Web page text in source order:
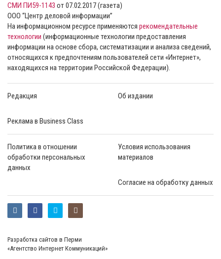
СМИ ПИ59-1143 от 07.02.2017 (газета)
ООО “Центр деловой информации”
На информационном ресурсе применяются рекомендательные
технологии (информационные технологии предоставления
информации на основе сбора, систематизации и анализа сведений,
относящихся к предпочтениям пользователей сети «Интернет»,
находящихся на территории Российской Федерации).
Редакция Об издании
Реклама в Business Class
Политика в отношении
обработки персональных
данных
Условия использования
материалов
Согласие на обработку данных
Разработка сайтов в Перми
«Агентство Интернет Коммуникаций»